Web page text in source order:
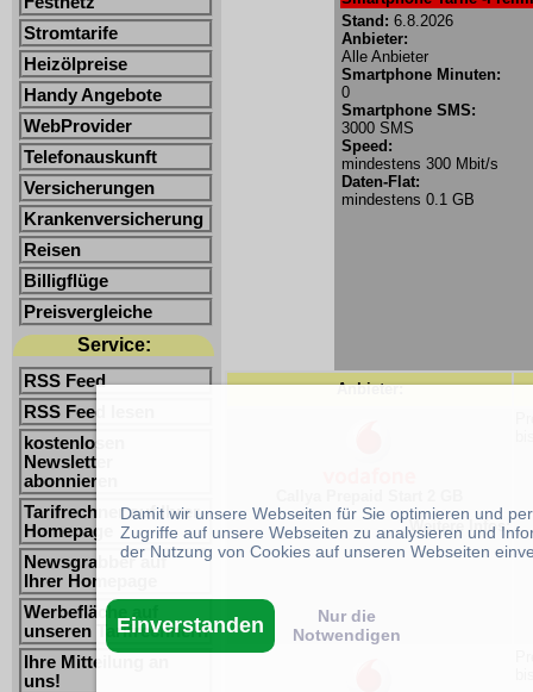
Stromtarife
Heizölpreise
Handy Angebote
WebProvider
Telefonauskunft
Versicherungen
Krankenversicherung
Reisen
Billigflüge
Preisvergleiche
Service:
RSS Feed
RSS Feed lesen
kostenlosen
Newsletter
abonnieren
Tarifrechner auf Ihrer
Homepage
Newsgrabber auf
Ihrer Homepage
Werbefläche auf
unseren Tarifrechnern
Ihre Mitteilung an
uns!
Stand: 6.8.2026
Anbieter:
Alle Anbieter
Smartphone Minuten:
0
Smartphone SMS:
3000 SMS
Speed:
mindestens 300 Mbit/s
Daten-Flat:
mindestens 0.1 GB
Anbieter:
Weitere Infos:
Damit wir unsere Webseiten für Sie optimieren und
Zugriffe auf unsere Webseiten zu analysieren und
der Nutzung von Cookies auf unseren Webseiten
Einverstanden
Nur die
Notwendigen